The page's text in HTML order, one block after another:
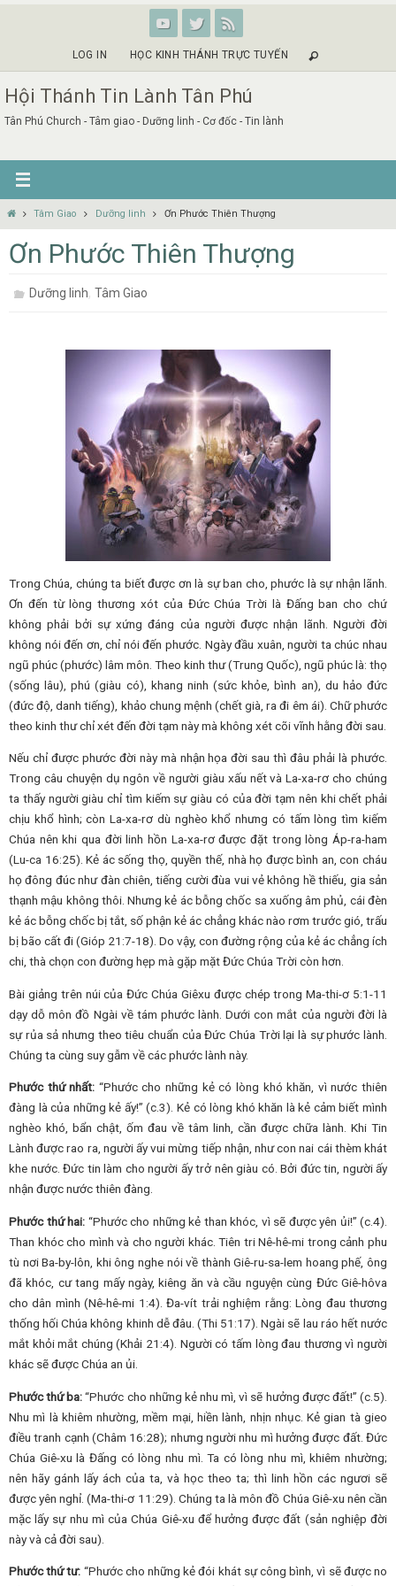
LOG IN HỌC KINH THÁNH TRỰC TUYẾN
Hội Thánh Tin Lành Tân Phú
Tân Phú Church - Tâm giao - Dưỡng linh - Cơ đốc - Tin lành
HomeTâm Giao Dưỡng linh Ơn Phước Thiên Thượng
Ơn Phước Thiên Thượng
Dưỡng linh,Tâm Giao
Trong Chúa, chúng ta biết được ơn là sự ban cho, phước là sự nhận lãnh.
Ơn đến từ lòng thương xót của Đức Chúa Trời là Đấng ban cho chứ
không phải bởi sự xứng đáng của người được nhận lãnh. Người đời
không nói đến ơn, chỉ nói đến phước. Ngày đầu xuân, người ta chúc nhau
ngũ phúc (phước) lâm môn. Theo kinh thư (Trung Quốc), ngũ phúc là: thọ
(sống lâu), phú (giàu có), khang ninh (sức khỏe, bình an), du hảo đức
(đức độ, danh tiếng), khảo chung mệnh (chết già, ra đi êm ái). Chữ phước
theo kinh thư chỉ xét đến đời tạm này mà không xét cõi vĩnh hằng đời sau.
Nếu chỉ được phước đời này mà nhận họa đời sau thì đâu phải là phước.
Trong câu chuyện dụ ngôn về người giàu xấu nết và La-xa-rơ cho chúng
ta thấy người giàu chỉ tìm kiếm sự giàu có của đời tạm nên khi chết phải
chịu khổ hình; còn La-xa-rơ dù nghèo khổ nhưng có tấm lòng tìm kiếm
Chúa nên khi qua đời linh hồn La-xa-rơ được đặt trong lòng Áp-ra-ham
(Lu-ca 16:25). Kẻ ác sống thọ, quyền thế, nhà họ được bình an, con cháu
họ đông đúc như đàn chiên, tiếng cười đùa vui vẻ không hề thiếu, gia sản
thạnh mậu không thôi. Nhưng kẻ ác bỗng chốc sa xuống âm phủ, cái đèn
kẻ ác bỗng chốc bị tắt, số phận kẻ ác chẳng khác nào rơm trước gió, trấu
bị bão cất đi (Gióp 21:7-18). Do vậy, con đường rộng của kẻ ác chẳng ích
chi, thà chọn con đường hẹp mà gặp mặt Đức Chúa Trời còn hơn.
Bài giảng trên núi của Đức Chúa Giêxu được chép trong Ma-thi-ơ 5:1-11
dạy dỗ môn đồ Ngài về tám phước lành. Dưới con mắt của người đời là
sự rủa sả nhưng theo tiêu chuẩn của Đức Chúa Trời lại là sự phước lành.
Chúng ta cùng suy gẫm về các phước lành này.
Phước thứ nhất: “Phước cho những kẻ có lòng khó khăn, vì nước thiên
đàng là của những kẻ ấy!” (c.3). Kẻ có lòng khó khăn là kẻ cảm biết mình
nghèo khó, bẩn chật, ốm đau về tâm linh, cần được chữa lành. Khi Tin
Lành được rao ra, người ấy vui mừng tiếp nhận, như con nai cái thèm khát
khe nước. Đức tin làm cho người ấy trở nên giàu có. Bởi đức tin, người ấy
nhận được nước thiên đàng.
Phước thứ hai: “Phước cho những kẻ than khóc, vì sẽ được yên ủi!” (c.4).
Than khóc cho mình và cho người khác. Tiên tri Nê-hê-mi trong cảnh phu
tù nơi Ba-by-lôn, khi ông nghe nói về thành Giê-ru-sa-lem hoang phế, ông
đã khóc, cư tang mấy ngày, kiêng ăn và cầu nguyện cùng Đức Giê-hôva
cho dân mình (Nê-hê-mi 1:4). Đa-vít trải nghiệm rằng: Lòng đau thương
thống hối Chúa không khinh dễ đâu. (Thi 51:17). Ngài sẽ lau ráo hết nước
mắt khỏi mắt chúng (Khải 21:4). Người có tấm lòng đau thương vì người
khác sẽ được Chúa an ủi.
Phước thứ ba:“Phước cho những kẻ nhu mì, vì sẽ hưởng được đất!” (c.5).
Nhu mì là khiêm nhường, mềm mại, hiền lành, nhịn nhục. Kẻ gian tà gieo
điều tranh cạnh (Châm 16:28); nhưng người nhu mì hưởng được đất. Đức
Chúa Giê-xu là Đấng có lòng nhu mì. Ta có lòng nhu mì, khiêm nhường;
nên hãy gánh lấy ách của ta, và học theo ta; thì linh hồn các ngươi sẽ
được yên nghỉ. (Ma-thi-ơ 11:29). Chúng ta là môn đồ Chúa Giê-xu nên cần
mặc lấy sự nhu mì của Chúa Giê-xu để hưởng được đất (sản nghiệp đời
này và cả đời sau).
Phước thứ tư: “Phước cho những kẻ đói khát sự công bình, vì sẽ được no